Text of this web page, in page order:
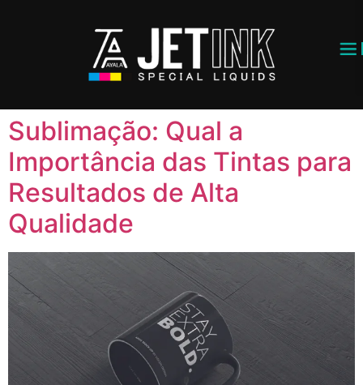
Sublimação: Qual a
Importância das Tintas para
Resultados de Alta
Qualidade